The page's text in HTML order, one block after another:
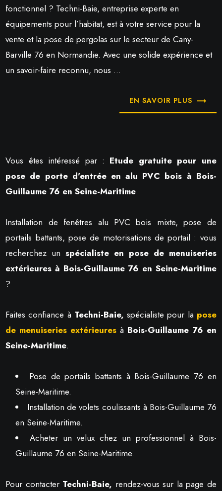
fonctionnel ? Techni-Baie, entreprise experte en
équipements pour l’habitat, est à votre service pour la
vente et la pose de pergolas sur le secteur de Cany-
Barville 76 en Normandie. Avec une solide expérience et
un savoir-faire reconnu, nous ...
EN SAVOIR PLUS
Vous êtes intéressé par : Etude gratuite pour une
pose de porte d'entrée en alu PVC bois à Bois-
Guillaume 76 en Seine-Maritime
Installation de fenêtres alu PVC bois mixte, pose de
portails battants, pose de motorisations de portail : vous
recherchez unspécialiste en pose de menuiseries
extérieures à Bois-Guillaume 76 en Seine-Maritime
?
Faites confiance à Techni-Baie,spécialiste pour la pose
de menuiseries extérieures à Bois-Guillaume 76 en
Seine-Maritime.
Pose de portails battants à Bois-Guillaume 76 en
Seine-Maritime.
Installation de volets coulissants à Bois-Guillaume 76
en Seine-Maritime.
Acheter un velux chez un professionnel à Bois-
Guillaume 76 en Seine-Maritime.
Pour contacter Techni-Baie, rendez-vous sur la page de